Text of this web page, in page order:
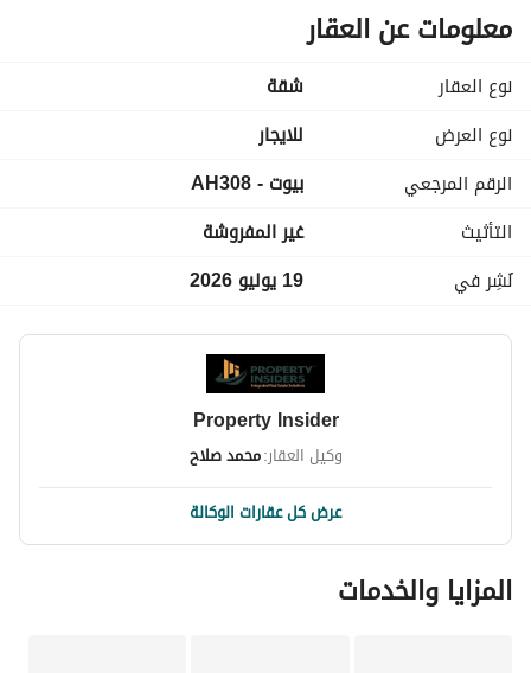
- خطوات من شارع محمد مظهر .
- قريبة من جميع الخدمات.
في إيجاد منزل أحلامهم أو إستثمار أموالهم في المكان المناسب
معلومات عن العقار
نوع العقار
شقة
نوع العرض
للايجار
الرقم المرجعي
بيوت - AH308
التأثيث
غير المفروشة
نُشِر في
19 يوليو 2026
Property Insider
وكيل العقار:محمد صلاح
عرض كل عقارات الوكالة
المزايا والخدمات